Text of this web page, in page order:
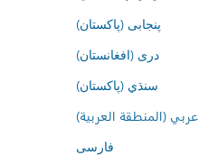
پنجابی (پاکستان)
درى (افغانستان)
سنڌي (پاکستان)
عربي (المنطقة العربية)
فارسى